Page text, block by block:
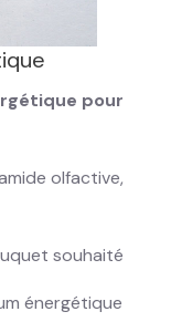
pour
olfactive,
souhaité
énergétique